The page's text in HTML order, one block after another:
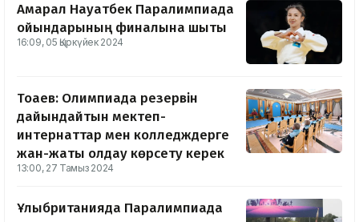
Ақмарал Науатбек Паралимпиада
ойындарының финалына шықты
16:09, 05 Қыркүйек 2024
Тоқаев: Олимпиада резервін
дайындайтын мектеп-
интернаттар мен колледждерге
жан-жақты қолдау көрсету керек
13:00, 27 Тамыз 2024
Ұлыбританияда Паралимпиада